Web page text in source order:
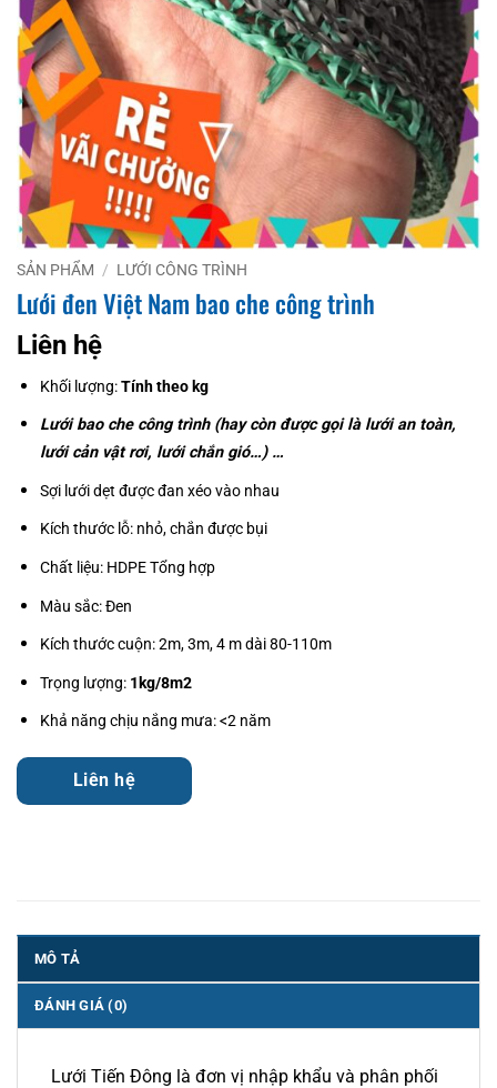
SẢN PHẨM / LƯỚI CÔNG TRÌNH
Lưới đen Việt Nam bao che công trình
Liên hệ
Khối lượng:Tính theo kg
Lưới bao che công trình (hay còn được gọi là lưới an toàn,
lưới cản vật rơi, lưới chắn gió…) …
Sợi lưới dẹt được đan xéo vào nhau
Kích thước lỗ: nhỏ, chắn được bụi
Chất liệu: HDPE Tổng hợp
Màu sắc: Đen
Kích thước cuộn: 2m, 3m, 4 m dài 80-110m
Trọng lượng: 1kg/8m2
Khả năng chịu nắng mưa: <2 năm
Liên hệ
MÔ TẢ
ĐÁNH GIÁ (0)
Lưới Tiến Đông là đơn vị nhập khẩu và phân phối